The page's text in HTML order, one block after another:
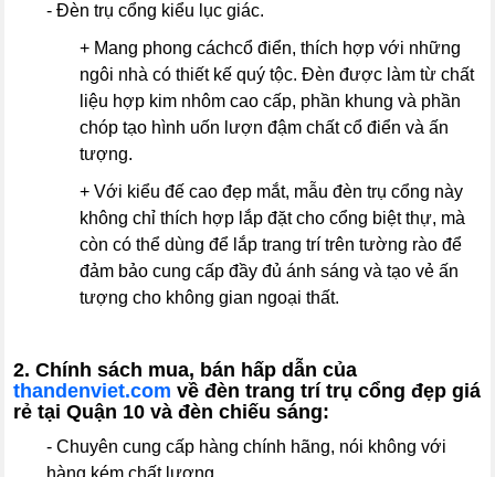
- Đèn trụ cổng kiểu lục giác.
+ Mang phong cáchcổ điển, thích hợp với những
ngôi nhà có thiết kế quý tộc. Đèn được làm từ chất
liệu hợp kim nhôm cao cấp, phần khung và phần
chóp tạo hình uốn lượn đậm chất cổ điển và ấn
tượng.
+ Với kiểu đế cao đẹp mắt, mẫu đèn trụ cổng này
không chỉ thích hợp lắp đặt cho cổng biệt thự, mà
còn có thể dùng để lắp trang trí trên tường rào để
đảm bảo cung cấp đầy đủ ánh sáng và tạo vẻ ấn
tượng cho không gian ngoại thất.
2. Chính sách mua, bán hấp dẫn của
thandenviet.com về đèn trang trí trụ cổng đẹp giá
rẻ tại Quận 10 và đèn chiếu sáng:
- Chuyên cung cấp hàng chính hãng, nói không với
hàng kém chất lượng.